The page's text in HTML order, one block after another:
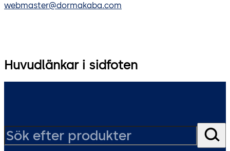
webmaster@dormakaba.com
Huvudlänkar i sidfoten